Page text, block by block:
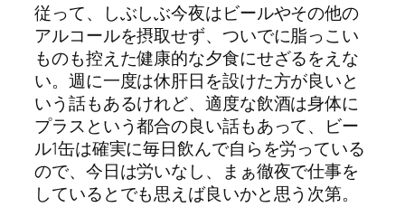
従って、しぶしぶ今夜はビールやその他の
アルコールを摂取せず、ついでに脂っこい
ものも控えた健康的な夕食にせざるをえな
い。週に一度は休肝日を設けた方が良いと
いう話もあるけれど、適度な飲酒は身体に
プラスという都合の良い話もあって、ビー
ル1缶は確実に毎日飲んで自らを労っている
ので、今日は労いなし、まぁ徹夜で仕事を
しているとでも思えば良いかと思う次第。